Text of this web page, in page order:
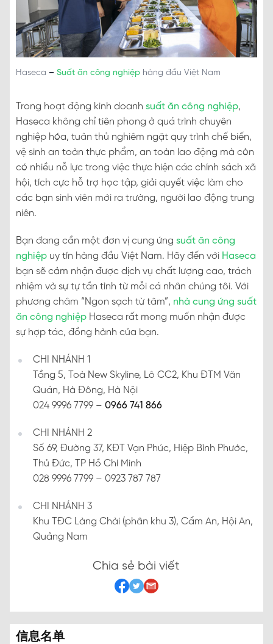
Haseca – Suất ăn công nghiệp hàng đầu Việt Nam
Trong hoạt động kinh doanh suất ăn công nghiệp,
Haseca không chỉ tiên phong ở quá trình chuyên
nghiệp hóa, tuân thủ nghiêm ngặt quy trình chế biến,
vệ sinh an toàn thực phẩm, an toàn lao động mà còn
có nhiều nỗ lực trong việc thực hiện các chính sách xã
hội, tích cực hỗ trợ học tập, giải quyết việc làm cho
các bạn sinh viên mới ra trường, người lao động trung
niên.
Bạn đang cần một đơn vị cung ứng suất ăn công
nghiệp uy tín hàng đầu Việt Nam. Hãy đến với Haseca
bạn sẽ cảm nhận được dịch vụ chất lượng cao, trách
nhiệm và sự tự tần tình từ mỗi cá nhân chúng tôi. Với
phương châm “Ngon sạch từ tâm”, nhà cung ứng suất
ăn công nghiệp Haseca rất mong muốn nhận được
sự hợp tác, đồng hành của bạn.
CHI NHÁNH 1
Tầng 5, Toà New Skyline, Lô CC2, Khu ĐTM Văn
Quán, Hà Đông, Hà Nội
024 9996 7799 – 0966 741 866
CHI NHÁNH 2
Số 69, Đường 37, KĐT Vạn Phúc, Hiệp Bình Phước,
Thủ Đức, TP Hồ Chí Minh
028 9996 7799 – 0923 787 787
CHI NHÁNH 3
Khu TĐC Làng Chài (phân khu 3), Cẩm An, Hội An,
Quảng Nam
Chia sẻ bài viết
信息名单